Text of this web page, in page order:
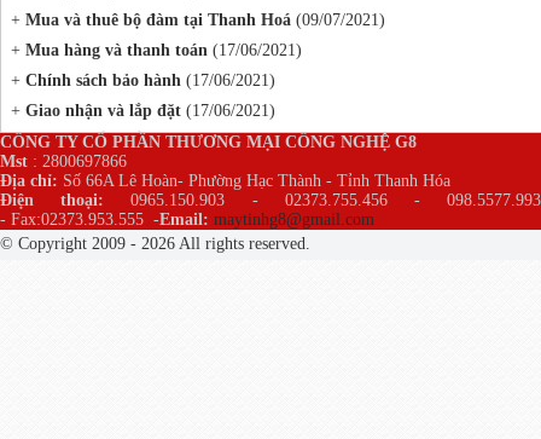
+ Mua và thuê bộ đàm tại Thanh Hoá (09/07/2021)
+ Mua hàng và thanh toán (17/06/2021)
+ Chính sách bảo hành (17/06/2021)
+ Giao nhận và lắp đặt (17/06/2021)
CÔNG TY CỔ PHẦN THƯƠNG MẠI CÔNG NGHỆ G8
Mst : 2800697866
Địa chỉ: Số 66A Lê Hoàn- Phường Hạc Thành - Tỉnh Thanh Hóa
Điện thoại: 0965.150.903 - 02373.755.456 - 098.5577.993
- Fax:02373.953.555 -Email: maytinhg8@gmail.com
© Copyright 2009 - 2026 All rights reserved.